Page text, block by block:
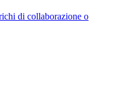
di collaborazione o